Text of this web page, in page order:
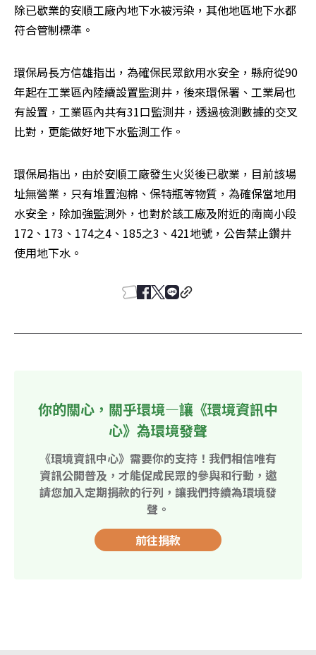
除已歇業的安順工廠內地下水被污染，其他地區地下水都
符合管制標準。
環保局長方信雄指出，為確保民眾飲用水安全，縣府從90
年起在工業區內陸續設置監測井，後來環保署、工業局也
有設置，工業區內共有31口監測井，透過檢測數據的交叉
比對，更能做好地下水監測工作。
環保局指出，由於安順工廠發生火災後已歇業，目前該場
址無營業，只有堆置泡棉、保特瓶等物質，為確保當地用
水安全，除加強監測外，也對於該工廠及附近的南崗小段
172、173、174之4、185之3、421地號，公告禁止鑽井
使用地下水。
你的關心，關乎環境—讓《環境資訊中
心》為環境發聲
《環境資訊中心》需要你的支持！我們相信唯有
資訊公開普及，才能促成民眾的參與和行動，邀
請您加入定期捐款的行列，讓我們持續為環境發
聲。
前往捐款